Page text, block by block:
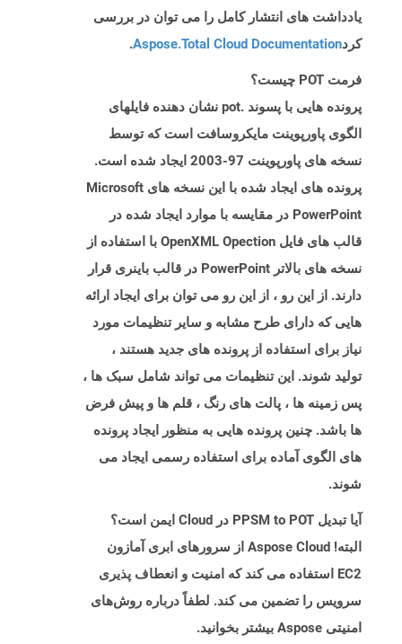
یادداشت های انتشار کامل را می توان در بررسی
کردAspose.Total Cloud Documentation
.
فرمت POT چیست؟
پرونده هایی با پسوند .pot نشان دهنده فایلهای
الگوی پاورپوینت مایکروسافت است که توسط
نسخه های پاورپوینت 97-2003 ایجاد شده است.
پرونده های ایجاد شده با این نسخه های Microsoft
PowerPoint در مقایسه با موارد ایجاد شده در
قالب های فایل OpenXML Opection با استفاده از
نسخه های بالاتر PowerPoint در قالب باینری قرار
دارند. از این رو ، از این رو می توان برای ایجاد ارائه
هایی که دارای طرح مشابه و سایر تنظیمات مورد
نیاز برای استفاده از پرونده های جدید هستند ،
تولید شوند. این تنظیمات می تواند شامل سبک ها ،
پس زمینه ها ، پالت های رنگ ، قلم ها و پیش فرض
ها باشد. چنین پرونده هایی به منظور ایجاد پرونده
های الگوی آماده برای استفاده رسمی ایجاد می
شوند.
آیا تبدیل PPSM to POT در Cloud ایمن است؟
البته! Aspose Cloud از سرورهای ابری آمازون
EC2 استفاده می کند که امنیت و انعطاف پذیری
سرویس را تضمین می کند. لطفاً درباره روش‌های
امنیتی Aspose بیشتر بخوانید.